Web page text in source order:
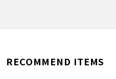
RECOMMEND ITEMS